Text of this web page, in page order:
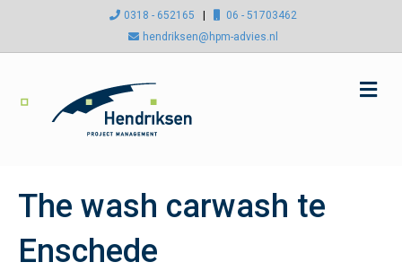
0318 - 652165
06 - 51703462
hendriksen@hpm-advies.nl
M
e
The wash carwash te
Enschede